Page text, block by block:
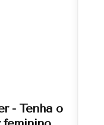
- Tenha o